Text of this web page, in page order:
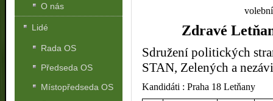
Zdravé
Sdružení politických
STAN, Zelených a
Kandidáti : Praha 18 Letňany
O nás
Lidé
Rada OS
Předseda OS
Místopředseda OS